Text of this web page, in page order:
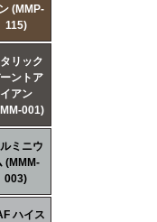
(MMP-
115)
リック
ントア
イアン
001)
ミニウ
(MMM-
003)
ハイス